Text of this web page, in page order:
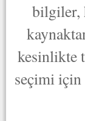
bilgiler,
kesinlikte
seçimi için